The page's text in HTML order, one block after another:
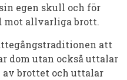
egen skull och för
mot allvarliga brott.
att
dom utan också uttalar
brottet och uttalar